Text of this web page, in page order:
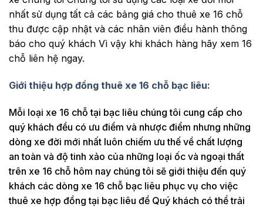
nhất sử dụng tất cả các bảng giá cho thuê xe 16 chỗ
thu được cập nhật và các nhân viên điều hành thông
báo cho quý khách Vì vậy khi khách hàng hãy xem 16
chỗ liên hệ ngay.
Giới thiệu hợp đồng thuê xe 16 chỗ bạc liêu:
Mỗi loại xe 16 chỗ tại bạc liêu chúng tôi cung cấp cho
quý khách đều có ưu điểm và nhược điểm nhưng những
dòng xe đời mới nhất luôn chiếm ưu thế về chất lượng
an toàn và độ tinh xảo của những loại ốc và ngoại thất
trên xe 16 chỗ hôm nay chúng tôi sẽ giới thiệu đến quý
khách các dòng xe 16 chỗ bạc liêu phục vụ cho việc
thuê xe hợp đồng tại bạc liêu để Quý khách có thể trải